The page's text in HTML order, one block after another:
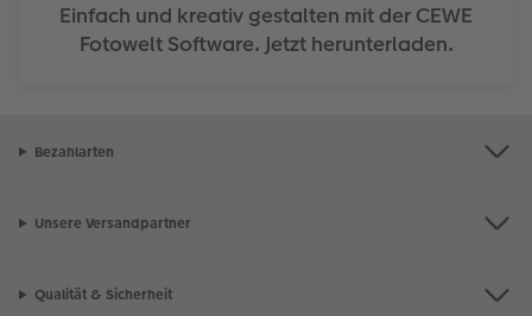
Einfach und kreativ gestalten mit der CEWE
Fotowelt Software. Jetzt herunterladen.
Bezahlarten
Unsere Versandpartner
Qualität & Sicherheit